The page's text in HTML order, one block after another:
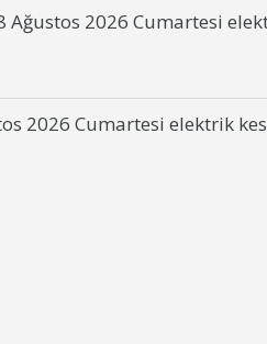
Ağustos 2026 Cumartesi
2026 Cumartesi elektrik